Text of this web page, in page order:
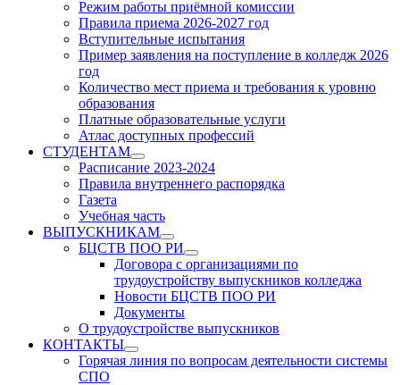
Режим работы приёмной комиссии
Правила приема 2026-2027 год
Вступительные испытания
Пример заявления на поступление в колледж 2026
год
Количество мест приема и требования к уровню
образования
Платные образовательные услуги
Атлас доступных профессий
СТУДЕНТАМ
Show
sub
menu
Расписание 2023-2024
Правила внутреннего распорядка
Газета
Учебная часть
ВЫПУСКНИКАМ
Show
sub
menu
БЦСТВ ПОО РИ
Show
sub
menu
Договора с организациями по
трудоустройству выпускников колледжа
Новости БЦСТВ ПОО РИ
Документы
О трудоустройстве выпускников
КОНТАКТЫ
Show
sub
Горячая линия по вопросам деятельности системы
СПО